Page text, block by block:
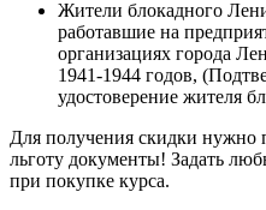
Жители блокадного
работавшие на
организациях города
1941-1944 годов,
удостоверение жителя
Для получения скидки нужно
льготу документы! Задать
при покупке курса.